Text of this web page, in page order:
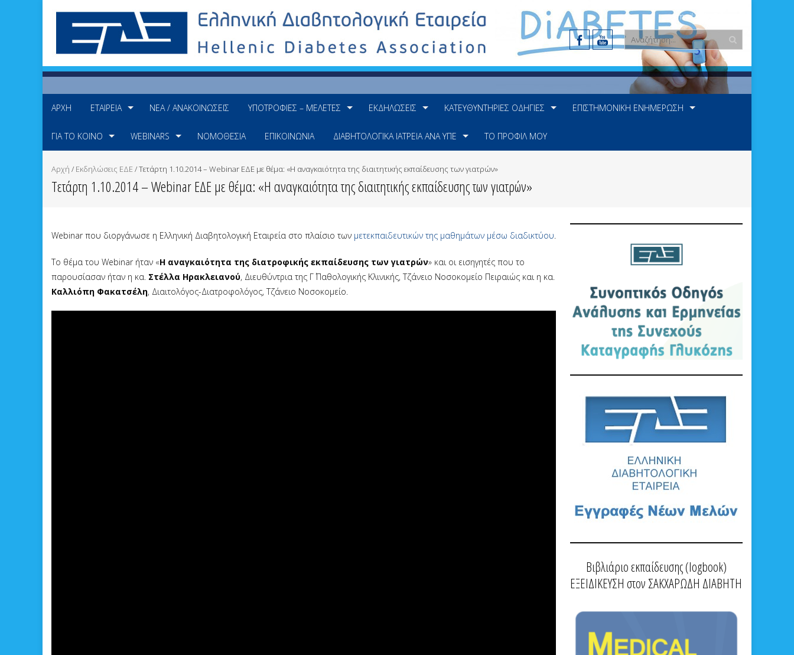
e-mail: info@ede.gr
ΑΡΧΉ ΕΤΑΙΡΕΊΑ ΝΈΑ / ΑΝΑΚΟΙΝΏΣΕΙΣ ΥΠΟΤΡΟΦΊΕΣ – ΜΕΛΈΤΕΣ ΕΚΔΗΛΏΣΕΙΣ ΚΑΤΕΥΘΥΝΤΉΡΙΕΣ ΟΔΗΓΊΕΣ ΕΠΙΣΤΗΜΟΝΙΚΉ ΕΝΗΜΈΡΩΣΗ
ΓΙΑ ΤΟ ΚΟΙΝΌ WEBINARS ΝΟΜΟΘΕΣΊΑ ΕΠΙΚΟΙΝΩΝΊΑ ΔΙΑΒΗΤΟΛΟΓΙΚΆ ΙΑΤΡΕΊΑ ΑΝΆ ΥΠΕ ΤΟ ΠΡΟΦΊΛ ΜΟΥ
Αρχή / Εκδηλώσεις ΕΔΕ/Τετάρτη 1.10.2014 – Webinar ΕΔΕ με θέμα: «Η αναγκαιότητα της διαιτητικής εκπαίδευσης των γιατρών»
Τετάρτη 1.10.2014 – Webinar ΕΔΕ με θέμα: «Η αναγκαιότητα της διαιτητικής εκπαίδευσης των γιατρών»
Webinar που διοργάνωσε η Ελληνική Διαβητολογική Εταιρεία στο πλαίσιο των μετεκπαιδευτικών της μαθημάτων μέσω διαδικτύου.
Το θέμα του Webinar ήταν «Η αναγκαιότητα της διατροφικής εκπαίδευσης των γιατρών» και οι εισηγητές που το
παρουσίασαν ήταν η κα. Στέλλα Ηρακλειανού, Διευθύντρια της Γ΄ Παθολογικής Κλινικής, Τζάνειο Νοσοκομείο Πειραιώς και η κα.
Καλλιόπη Φακατσέλη, Διαιτολόγος-Διατροφολόγος, Τζάνειο Νοσοκομείο.
Βιβλιάριο εκπαίδευσης (logbook)
ΕΞΕΙΔΙΚΕΥΣΗ στον ΣΑΚΧΑΡΩΔΗ ΔΙΑΒΗΤΗ